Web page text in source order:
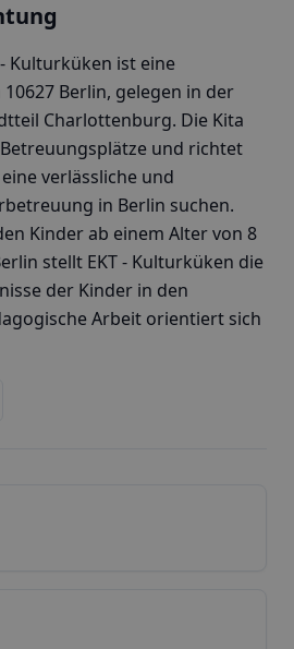
Kulturküken ist eine
Berlin, gelegen in der
Charlottenburg. Die Kita
und richtet
verlässliche und
in Berlin suchen.
Kinder ab einem Alter von 8
stellt EKT - Kulturküken die
der Kinder in den
Arbeit orientiert sich